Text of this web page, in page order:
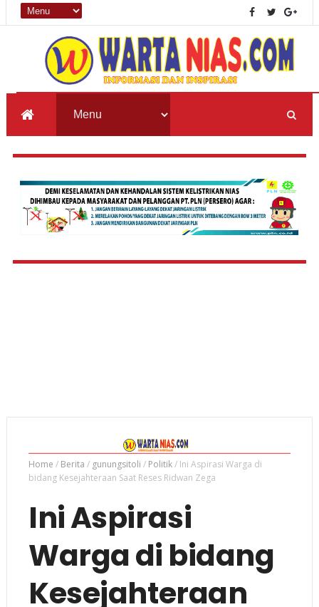
Home / Berita / gunungsitoli / Politik/ Ini Aspirasi Warga di
bidang Kesejahteraan Saat Reses Ridwan Zega
Ini Aspirasi
Warga di bidang
Kesejahteraan